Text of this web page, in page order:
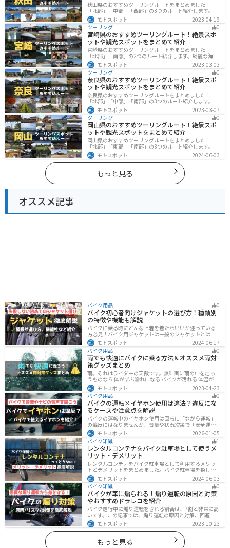
秋田県のおすすめツーリングルートをまとめました！
「北部」「中部」「西部」の3つのルート紹介します。自
然豊かな山々や湖、温泉地が点在し、四季折々の景色を
楽しめるスポットが多数あります。バイクで秋田県にツ
ーリングに行く際は参考にしてください。
モトスポット
2023-04-19
ツーリング
0
宮崎県のおすすめツーリングルート！絶景スポ
ットや観光スポットをまとめて紹介
宮崎県のおすすめツーリングルートをまとめました！
「北部」「南部」の2つのルート紹介します。綺麗な海岸
線が特徴的な海・自然豊かな山・趣のある神社を満喫す
るツーリングができます。バイクで宮崎県にツーリング
に行く際は参考にしてください。
モトスポット
2023-03-03
ツーリング
0
奈良県のおすすめツーリングルート！絶景スポ
ットや観光スポットをまとめて紹介
奈良県のおすすめツーリングルートをまとめました！
「北部」「中部」「南部」の3つのルート紹介します。歴
史のある神社寺院が多数あり、自然豊かや山々、グルメ
を満喫するツーリングができます。バイクで奈良県にツ
ーリングに行く際は参考にしてください。
モトスポット
2023-03-07
ツーリング
0
岡山県のおすすめツーリングルート！絶景スポ
ットや観光スポットをまとめて紹介
岡山県のおすすめツーリングルートをまとめました！
「北部」「東部」「南部」の3つのルート紹介します。岡
山市や倉敷市など、歴史ある街並みも魅力的で、バイク
ツーリングに最適なスポットが多数あります。バイクで
岡山県にツーリングに行く際は参考にしてください。
モトスポット 2024-06-03
もっと見る
オススメ記事
バイク用品 0
バイク初心者向けジャケットの選び方！種類別
の特徴や機能も解説
バイクに乗る時にどんな上着を着たらいいか迷っている
方必見！バイク用ジャケットは一般のジャケットとは違
い、バイク専用に作られています。動きやすさ・快適
さ・機能性・デザイン性など様々なメリットがありま
す。この記事では、ジャケットの種類や選び方など初心
者が知っておくべきことをまとめました。
モトスポット
2024-06-17
バイク用品
0
雨でも快適にバイクに乗る方法＆オススメ雨対
策グッズまとめ
雨。それはライダーの天敵です。無計画に雨の中を走ろ
うものなら 体がずぶ濡れになる バイクが汚れる 体温が奪
われて集中力が低下する 雨で視界が悪くなる 路面が濡れ
て滑りやすくなるなど、晴れの日にはないマイナス要素
が盛りだくさんでライダーに押し寄せてきます。そんな
雨の中を好んで走ろうなんて誰も考えていないはずです
が、どうしても避けられない場合もありますよね。この
記事では、レインウエアや防水バッグをはじめ、ライダ
ーや荷物を雨から守るための方法やグッズなどについて
紹介します。雨はライダーにとって非常に厄介なモノで
すが、バッチリと対策しておけば意外と快適に走れてし
まうものです
モトスポット
2023-04-23
バイク用品
0
バイクの運転×イヤホン使用は違法？違反にな
るケースや注意点を解説
バイクの運転中のイヤホン使用は直ちに「ながら運転」
の違反にはなりませんが、音量や状況次第で「安全運転
義務違反」や各都道府県の「道路交通法施行細則」に抵
触する恐れがあります。周囲の音が聞こえる適切な音量
を保ち、スマホ操作は厳禁。耳を塞がない骨伝導イヤホ
ンや、ヘルメット用スピーカーの活用も安全な音楽体験
には有効な選択肢です。
モトスポット
2026-01-05
バイク知識
1
レンタルコンテナをバイク駐車場として使うメ
リット・デメリット
レンタルコンテナをバイク駐車場として利用するメリッ
トとデメリットをまとめました。バイク駐車場を探して
いるなら、最強のセキュリティでバイクの劣化も防げる
レンタルコンテナを検討してみませんか？キャンペーン
を利用することで格安で利用できます。
モトスポット
2024-06-03
バイク知識
0
バイクが車に煽られる！煽り運転の原因と対策
やおすすめドラレコを紹介
バイク走行中に煽り運転をされる割合は、7割と非常に高
いです。この記事では、煽り運転の原因と対策、回避方
法について解説します。抑止力の高いオススメのドライ
ブレコーダーも紹介しますので、煽り運転対策をしたい
人はぜひ参考にしてください。
モトスポット 2023-10-23
もっと見る